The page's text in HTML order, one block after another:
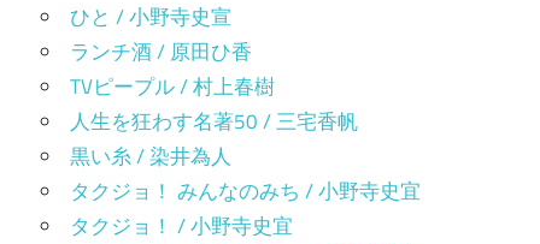
ひと / 小野寺史宣
ランチ酒 / 原田ひ香
TVピープル / 村上春樹
人生を狂わす名著50 / 三宅香帆
黒い糸 / 染井為人
タクジョ！ みんなのみち / 小野寺史宜
タクジョ！ / 小野寺史宜